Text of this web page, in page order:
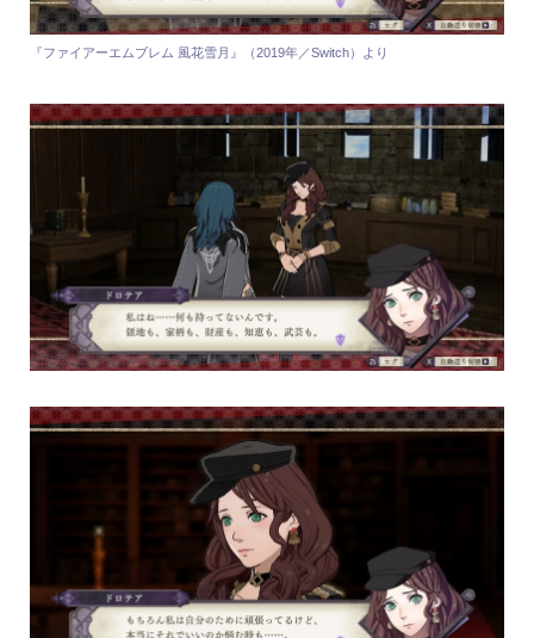
『ファイアーエムブレム 風花雪月』（2019年／Switch）より